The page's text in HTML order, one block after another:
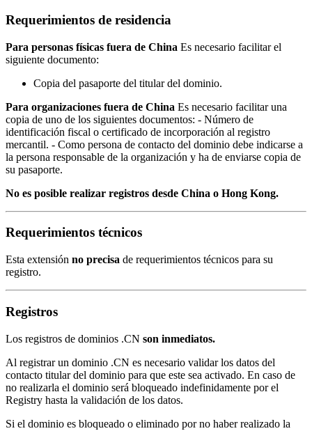
Requerimientos de residencia
Para personas físicas fuera de China Es necesario facilitar el
siguiente documento:
Copia del pasaporte del titular del dominio.
Para organizaciones fuera de China Es necesario facilitar una
copia de uno de los siguientes documentos: - Número de
identificación fiscal o certificado de incorporación al registro
mercantil. - Como persona de contacto del dominio debe indicarse a
la persona responsable de la organización y ha de enviarse copia de
su pasaporte.
No es posible realizar registros desde China o Hong Kong.
Requerimientos técnicos
Esta extensión no precisa de requerimientos técnicos para su
registro.
Registros
Los registros de dominios .CN son inmediatos.
Al registrar un dominio .CN es necesario validar los datos del
contacto titular del dominio para que este sea activado. En caso de
no realizarla el dominio será bloqueado indefinidamente por el
Registry hasta la validación de los datos.
Si el dominio es bloqueado o eliminado por no haber realizado la